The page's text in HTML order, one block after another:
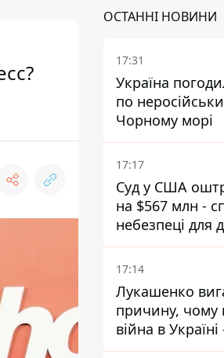
ОСТАННІ НОВИНИ
17:31
Україна
по
Чорному морі
17:17
Суд у США
на $567 млн -
небезпеці для
соцмережах
17:14
Лукашенко
причину, чому
війна в
позиції не